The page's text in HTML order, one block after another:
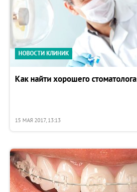
НОВОСТИ КЛИНИК
Как найти хорошего стоматолога
15 МАЯ 2017, 13:13